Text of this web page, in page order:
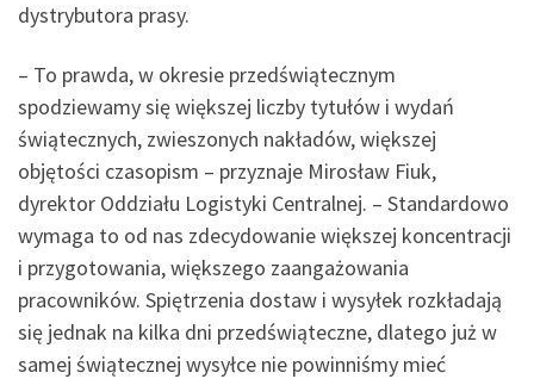
dystrybutora prasy.
– To prawda, w okresie przedświątecznym
spodziewamy się większej liczby tytułów i wydań
świątecznych, zwieszonych nakładów, większej
objętości czasopism – przyznaje Mirosław Fiuk,
dyrektor Oddziału Logistyki Centralnej. – Standardowo
wymaga to od nas zdecydowanie większej koncentracji
i przygotowania, większego zaangażowania
pracowników. Spiętrzenia dostaw i wysyłek rozkładają
się jednak na kilka dni przedświąteczne, dlatego już w
samej świątecznej wysyłce nie powinniśmy mieć